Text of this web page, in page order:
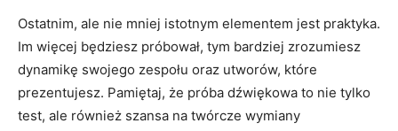
Ostatnim, ale nie mniej istotnym elementem jest praktyka.
Im więcej będziesz próbował, tym bardziej zrozumiesz
dynamikę swojego zespołu oraz utworów, które
prezentujesz. Pamiętaj, że próba dźwiękowa to nie tylko
test, ale również szansa na twórcze wymiany